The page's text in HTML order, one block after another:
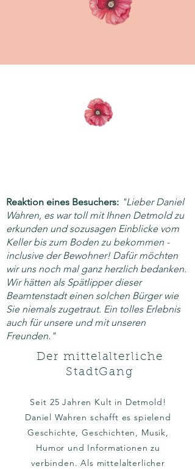
Reaktion eines Besuchers: "Lieber Daniel
Wahren, es war toll mit Ihnen Detmold zu
erkunden und sozusagen Einblicke vom
Keller bis zum Boden zu bekommen -
inclusive der Bewohner! Dafür möchten
wir uns noch mal ganz herzlich bedanken.
Wir hätten als Spätlipper dieser
Beamtenstadt einen solchen Bürger wie
Sie niemals zugetraut. Ein tolles Erlebnis
auch für unsere und mit unseren
Freunden."
Der mittelalterliche
StadtGang
Seit 25Jahren Kult in Detmold!
Daniel Wahren schafft es spielend
Geschichte, Geschichten, Musik,
Humor und Informationenzu
verbinden. Als mittelalterlicher